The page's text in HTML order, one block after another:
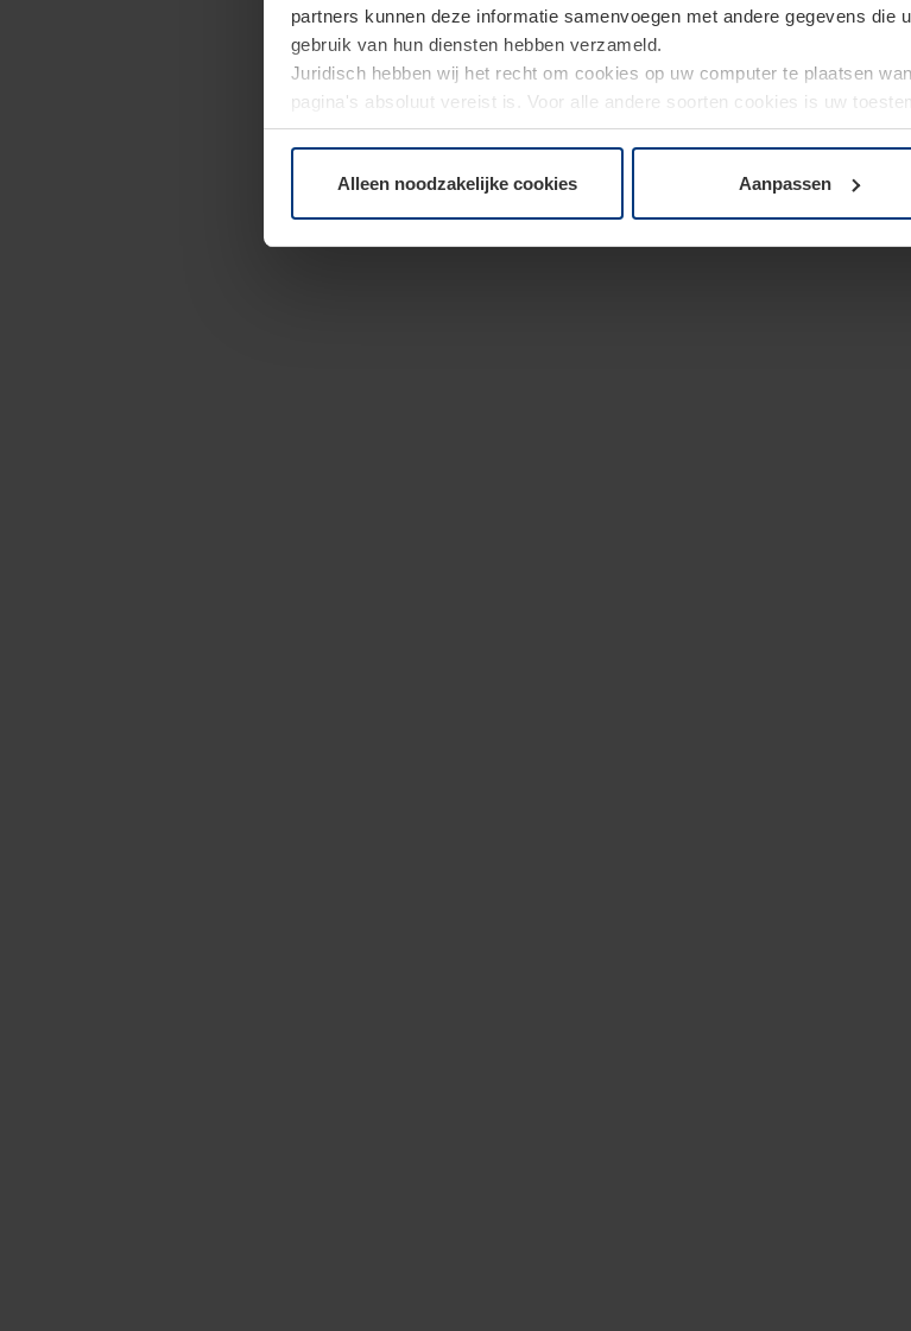
partners kunnen deze informatie samenvoegen met andere gegevens die
gebruik van hun diensten hebben verzameld.
Juridisch hebben wij het recht om cookies op uw computer te plaatsen
pagina's absoluut vereist is. Voor alle andere soorten cookies is uw
moment bij de uitleg van de cookies op paginaPrivacyverklaringop onze
Alleen noodzakelijke cookies Aanpassen